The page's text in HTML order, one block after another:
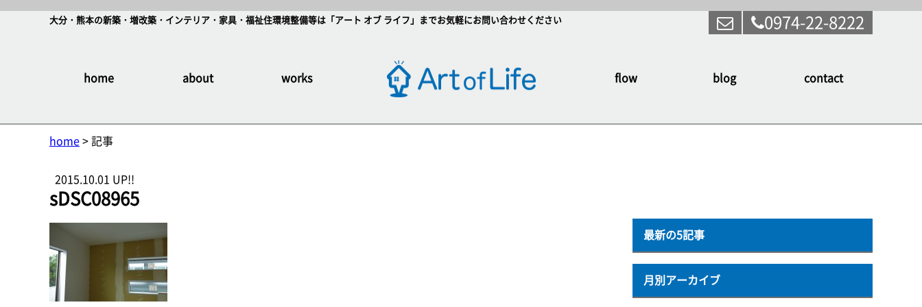
大分・熊本の新築・増改築・インテリア・家具・福祉住環境整備等は「アート オブ ライフ」までお気軽にお問い合わせください 0974-22-8222
home about works flow blog contact
home > 記事
2015.10.01 UP!!
sDSC08965
最新の5記事
月別アーカイブ